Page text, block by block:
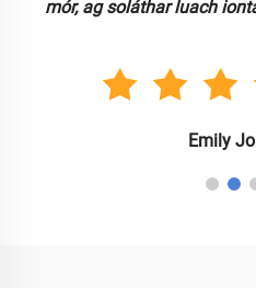
mór, ag soláthar luach
Emily